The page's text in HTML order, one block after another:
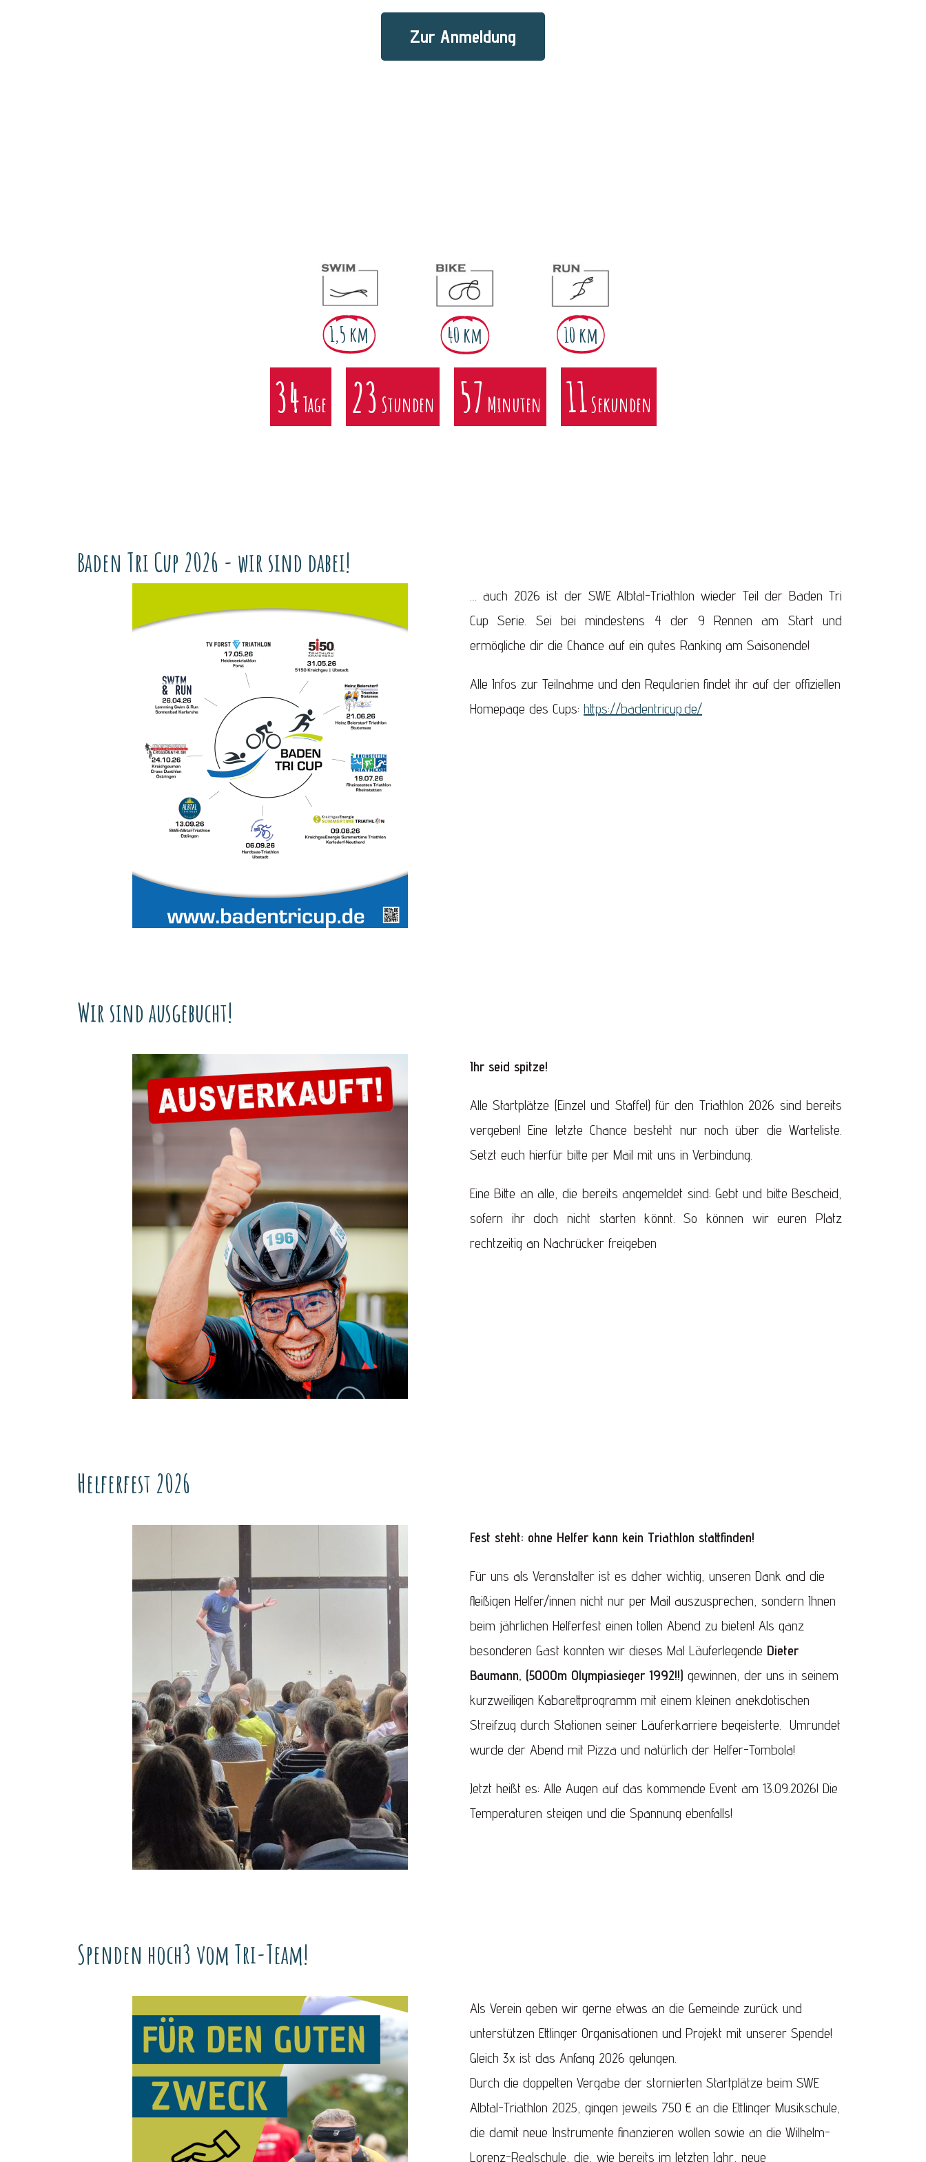
Zur Anmeldung
1,5 km 40 km 10 km
34Tage 23 Stunden 57 Minuten 10Sekunden
Baden Tri Cup 2026 - wir sind dabei!
… auch 2026 ist der SWE Albtal-Triathlon wieder Teil der Baden Tri
Cup Serie. Sei bei mindestens 4 der 9 Rennen am Start und
ermögliche dir die Chance auf ein gutes Ranking am Saisonende!
Alle Infos zur Teilnahme und den Regularien findet ihr auf der offiziellen
Homepage des Cups: https://badentricup.de/
Wir sind ausgebucht!
Ihr seid spitze!
Alle Startplätze (Einzel und Staffel) für den Triathlon 2026 sind bereits
vergeben! Eine letzte Chance besteht nur noch über die Warteliste.
Setzt euch hierfür bitte per Mail mit uns in Verbindung.
Eine Bitte an alle, die bereits angemeldet sind: Gebt und bitte Bescheid,
sofern ihr doch nicht starten könnt. So können wir euren Platz
rechtzeitig an Nachrücker freigeben
Helferfest 2026
Fest steht: ohne Helfer kann kein Triathlon stattfinden!
Für uns als Veranstalter ist es daher wichtig, unseren Dank and die
fleißigen Helfer/innen nicht nur per Mail auszusprechen, sondern Ihnen
beim jährlichen Helferfest einen tollen Abend zu bieten! Als ganz
besonderen Gast konnten wir dieses Mal Läuferlegende Dieter
Baumann, (5000m Olympiasieger 1992!!) gewinnen, der uns in seinem
kurzweiligen Kabarettprogramm mit einem kleinen anekdotischen
Streifzug durch Stationen seiner Läuferkarriere begeisterte. Umrundet
wurde der Abend mit Pizza und natürlich der Helfer-Tombola!
Jetzt heißt es: Alle Augen auf das kommende Event am 13.09.2026! Die
Temperaturen steigen und die Spannung ebenfalls!
Spenden hoch3 vom Tri-Team!
Als Verein geben wir gerne etwas an die Gemeinde zurück und
unterstützen Ettlinger Organisationen und Projekt mit unserer Spende!
Gleich 3x ist das Anfang 2026 gelungen.
Durch die doppelten Vergabe der stornierten Startplätze beim SWE
Albtal-Triathlon 2025, gingen jeweils 750 € an die Ettlinger Musikschule,
die damit neue Instrumente finanzieren wollen sowie an die Wilhelm-
Lorenz-Realschule, die, wie bereits im letzten Jahr, neue